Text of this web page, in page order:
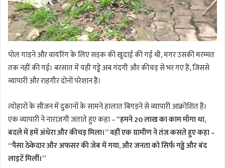
पोल गाड़ने और वायरिंग के लिए सड़क की खुदाई की गई थी, मगर उसकी मरम्मत
तक नहीं की गई। बरसात में यही गड्ढे अब गंदगी और कीचड़ से भर गए हैं, जिससे
व्यापारी और राहगीर दोनों परेशान हैं।
त्योहारों के सीजन में दुकानों के सामने हालात बिगड़ने से व्यापारी आक्रोशित हैं।
एक व्यापारी ने नाराज़गी जताते हुए कहा – “हमने 20 लाख का काम माँगा था,
बदले में हमें अंधेरा और कीचड़ मिला।” वहीं एक ग्रामीण ने तंज कसते हुए कहा –
“पैसा ठेकेदार और अफसर की जेब में गया, और जनता को सिर्फ गड्ढे और बंद
लाइटें मिलीं।”